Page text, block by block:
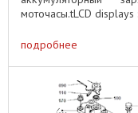
моточасы.tLCD
подробнее